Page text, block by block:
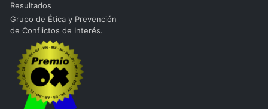
Resultados
Grupo de Ética y Prevención
de Conflictos de Interés.